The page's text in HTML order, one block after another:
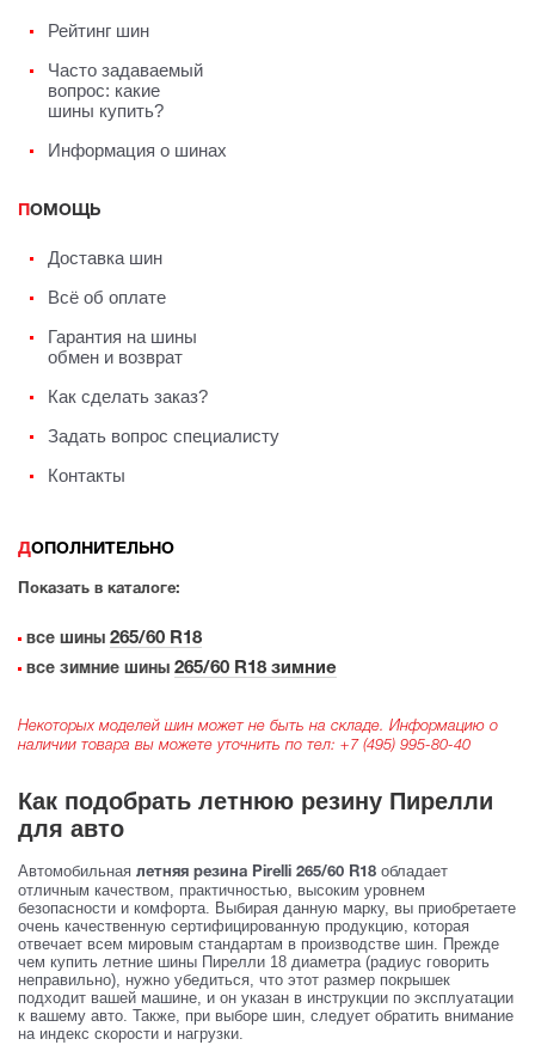
Рейтинг шин
Часто задаваемый
вопрос: какие
шины купить?
Информация о шинах
ПОМОЩЬ
Доставка шин
Всё об оплате
Гарантия на шины
обмен и возврат
Как сделать заказ?
Задать вопрос специалисту
Контакты
ДОПОЛНИТЕЛЬНО
Показать в каталоге:
все шины 265/60 R18
все зимние шины 265/60 R18 зимние
Некоторых моделей шин может не быть на складе. Информацию о
наличии товара вы можете уточнить по тел: +7 (495) 995-80-40
Как подобрать летнюю резину Пирелли
для авто
Автомобильная летняя резина Pirelli 265/60 R18 обладает
отличным качеством, практичностью, высоким уровнем
безопасности и комфорта. Выбирая данную марку, вы приобретаете
очень качественную сертифицированную продукцию, которая
отвечает всем мировым стандартам в производстве шин. Прежде
чем купить летние шины Пирелли 18 диаметра (радиус говорить
неправильно), нужно убедиться, что этот размер покрышек
подходит вашей машине, и он указан в инструкции по эксплуатации
к вашему авто. Также, при выборе шин, следует обратить внимание
на индекс скорости и нагрузки.